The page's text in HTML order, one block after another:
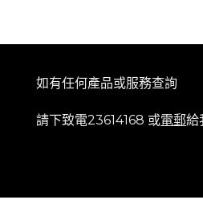
如有任何產品或服務查詢
請下致電23614168 或電郵給